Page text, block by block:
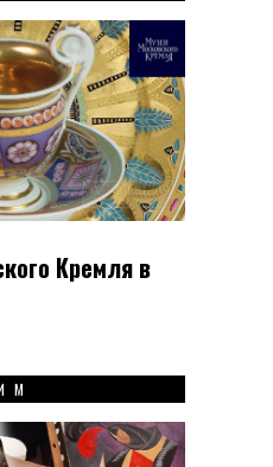
Кремля в